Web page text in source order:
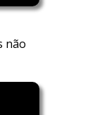
não